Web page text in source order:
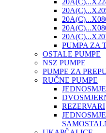
PUMPA ZA
OSTALE PUMPE
NSZ PUMPE
PUMPE ZA
RUČNE PUMPE
REZERVARI